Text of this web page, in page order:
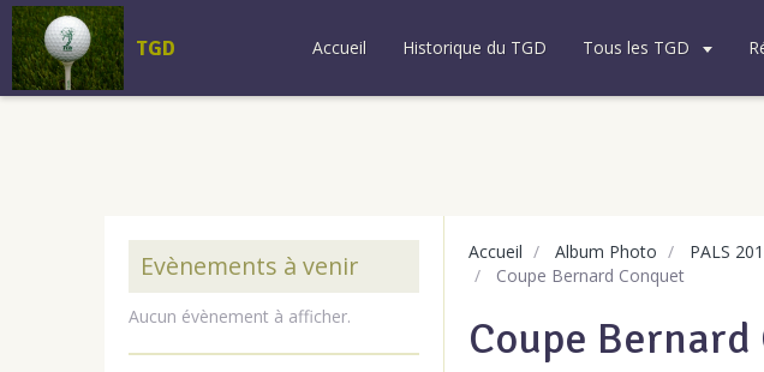
TGD Accueil Historique du TGD Tous les TGD
Accueil Album Photo PALS
Coupe Bernard Conquet
Coupe
Evènements à venir
Aucun évènement à afficher.